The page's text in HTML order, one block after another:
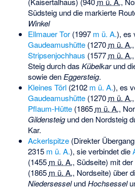
Südsteig und die markierte
Winkel
Ellmauer Tor(1997 m ü. A.), es
Gaudeamushütte(1270 m ü. A.
Stripsenjochhaus (1577 m ü. A.
Steig durch das Kübelkarund
sowie den Eggersteig.
Kleines Törl(2102 m ü. A.), es
Gaudeamushütte(1270 m ü. A.
Pflaum-Hütte(1865 m ü. A.,
Gildensteigund den Nordsteig
Kar.
Ackerlspitze(Direkter
2315 m ü. A.), sie verbindet die
(1455 m ü. A., Südseite) mit der
(1865 m ü. A., Nordseite) über
NiedersesselundHochsessel